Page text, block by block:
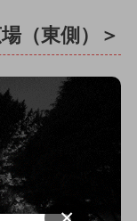
（東側）＞